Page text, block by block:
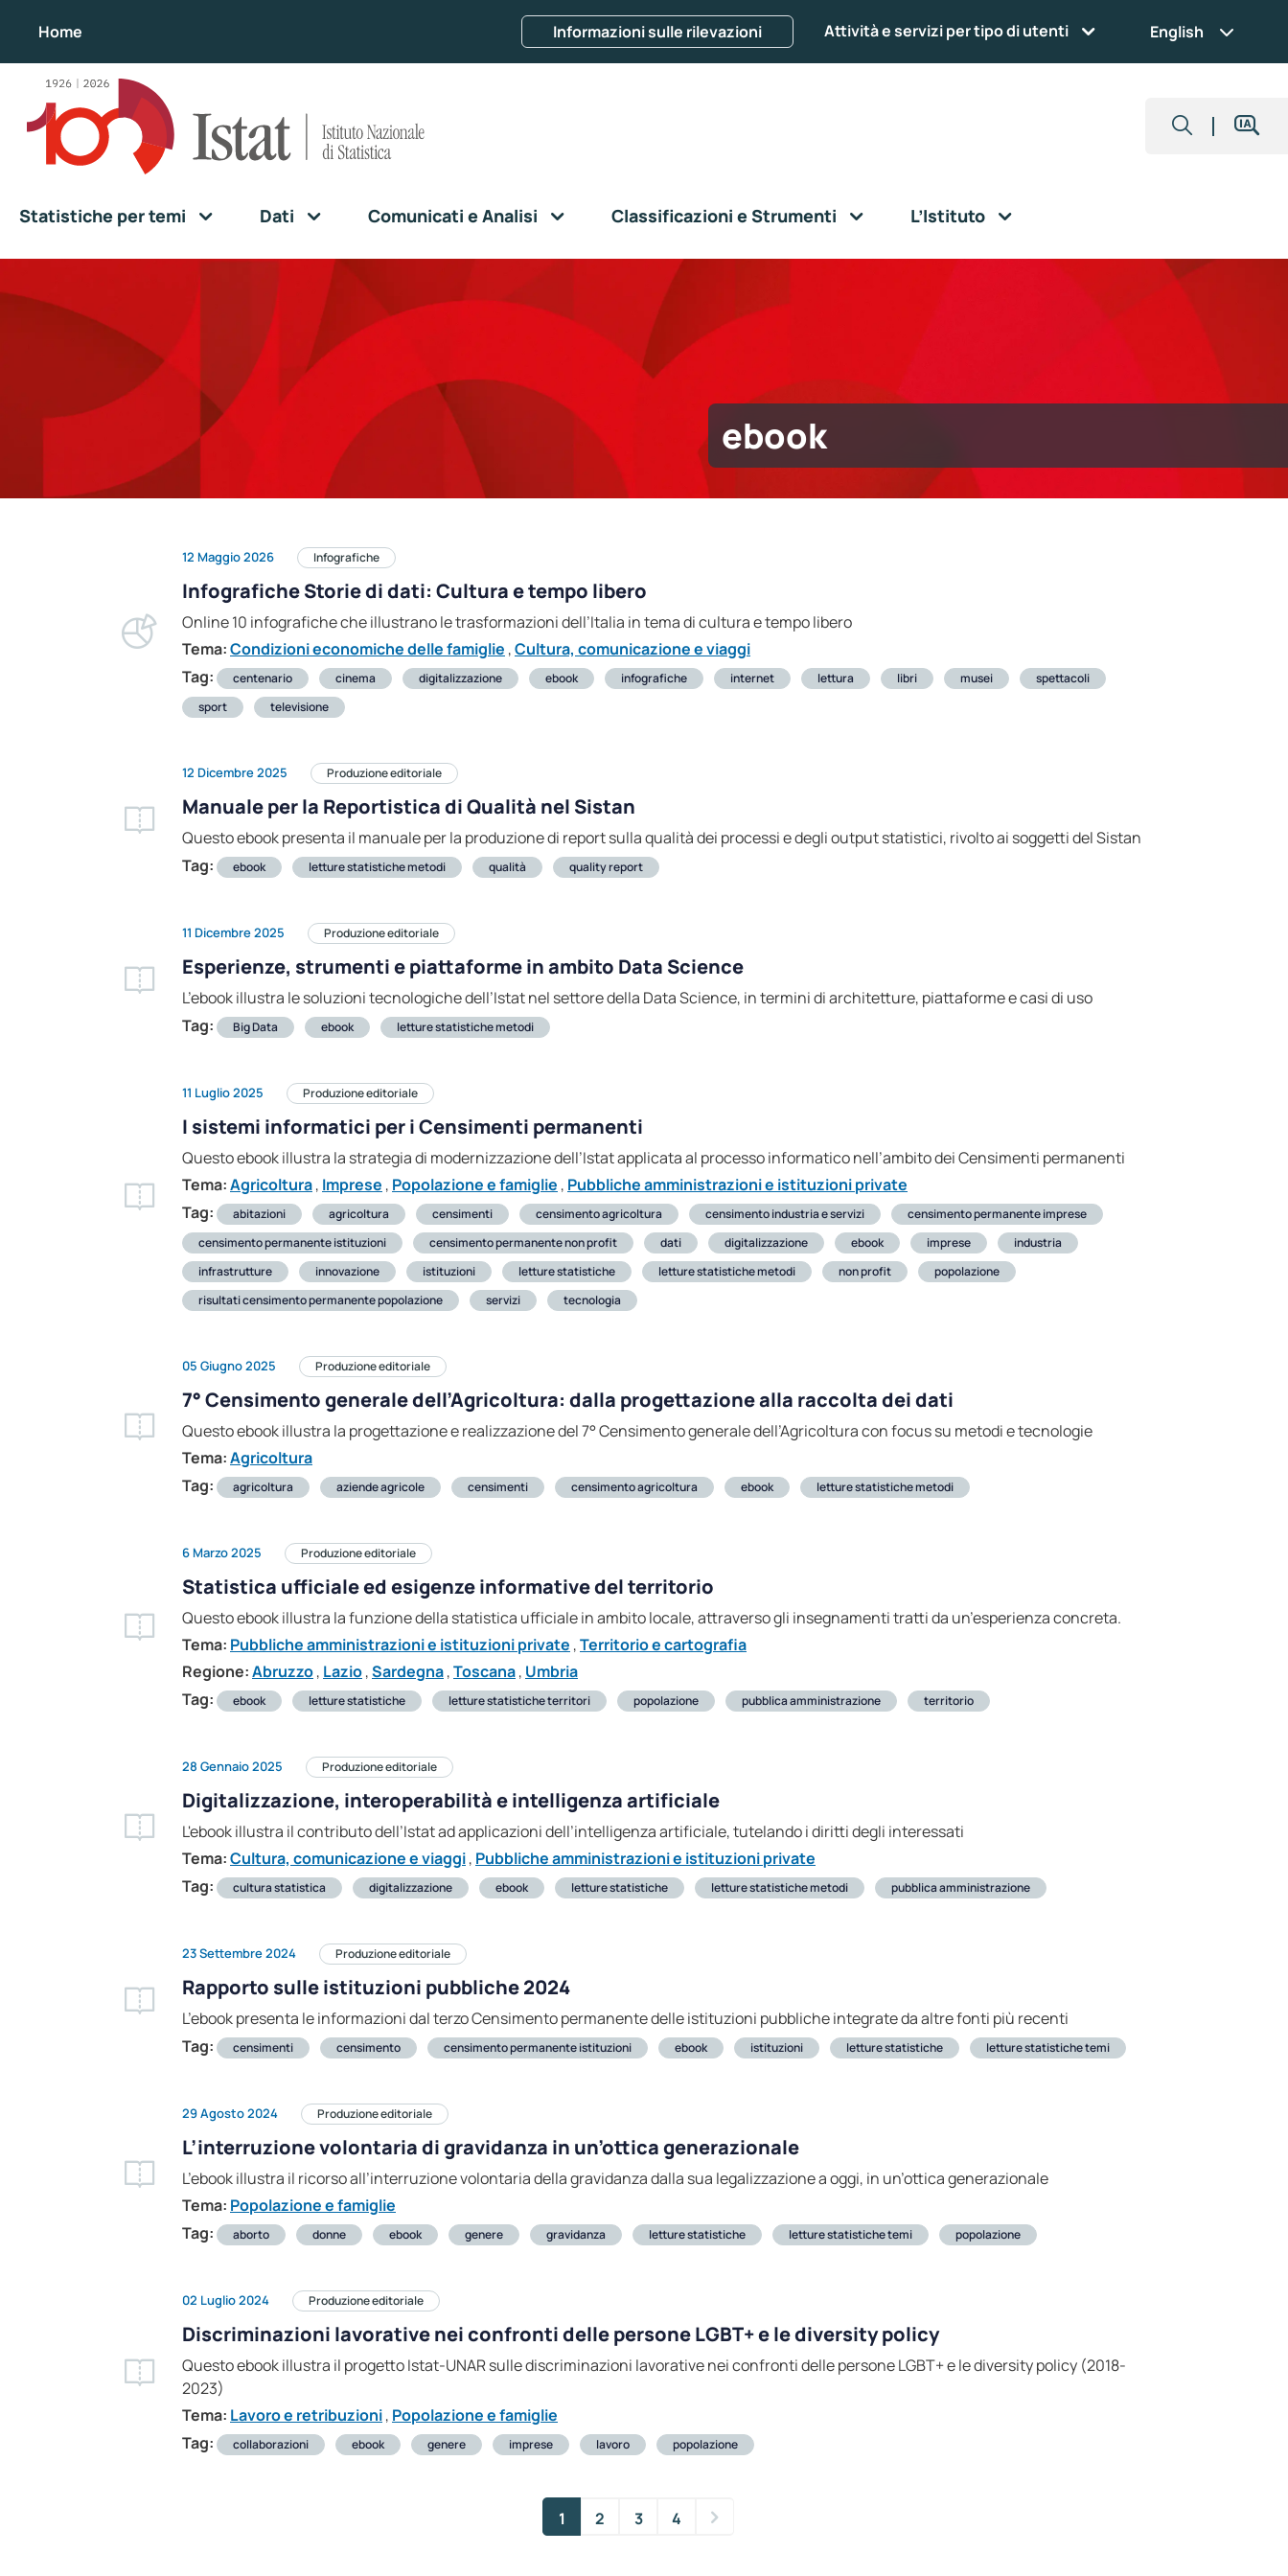
Home Informazioni sulle rilevazioni Attività e servizi per tipo di utenti English
Statistiche per temi Dati Comunicati e Analisi Classificazioni e Strumenti L’Istituto
ebook
12 Maggio 2026 Infografiche
Infografiche Storie di dati: Cultura e tempo libero
Online 10 infografiche che illustrano le trasformazioni dell’Italia in tema di cultura e tempo libero
Tema:Condizioni economiche delle famiglie ,Cultura, comunicazione e viaggi
Tag:
centenario cinema digitalizzazione ebook infografiche internet lettura libri musei
spettacoli
sport
televisione
12 Dicembre 2025 Produzione editoriale
Manuale per la Reportistica di Qualità nel Sistan
Questo ebook presenta il manuale per la produzione di report sulla qualità dei processi e degli output statistici, rivolto ai soggetti del Sistan
Tag:
ebook letture statistiche metodi qualità quality report
11 Dicembre 2025 Produzione editoriale
Esperienze, strumenti e piattaforme in ambito Data Science
L’ebook illustra le soluzioni tecnologiche dell’Istat nel settore della Data Science, in termini di architetture, piattaforme e casi di uso
Tag:
Big Data ebook letture statistiche metodi
11 Luglio 2025 Produzione editoriale
I sistemi informatici per i Censimenti permanenti
Questo ebook illustra la strategia di modernizzazione dell’Istat applicata al processo informatico nell’ambito dei Censimenti permanenti
Tema:Agricoltura, Imprese , Popolazione e famiglie , Pubbliche amministrazioni e istituzioni private
Tag:
abitazioni agricoltura censimenti censimento agricoltura censimento industria e servizi
censimento permanente imprese
censimento permanente istituzioni
censimento permanente non profit dati digitalizzazione ebook imprese
industria
infrastrutture
innovazione istituzioni letture statistiche letture statistiche metodi non profit
popolazione
risultati censimento permanente popolazione
servizi tecnologia
05 Giugno 2025 Produzione editoriale
7° Censimento generale dell’Agricoltura: dalla progettazione alla raccolta dei dati
Questo ebook illustra la progettazione e realizzazione del 7° Censimento generale dell’Agricoltura con focus su metodi e tecnologie
Tema:Agricoltura
Tag:
agricoltura aziende agricole censimenti censimento agricoltura ebook letture statistiche metodi
6 Marzo 2025 Produzione editoriale
Statistica ufficiale ed esigenze informative del territorio
Questo ebook illustra la funzione della statistica ufficiale in ambito locale, attraverso gli insegnamenti tratti da un’esperienza concreta.
Tema: Pubbliche amministrazioni e istituzioni private ,Territorio e cartografia
Regione:Abruzzo, Lazio,Sardegna,Toscana, Umbria
Tag:
ebook letture statistiche letture statistiche territori popolazione pubblica amministrazione territorio
28 Gennaio 2025 Produzione editoriale
Digitalizzazione, interoperabilità e intelligenza artificiale
L'ebook illustra il contributo dell’Istat ad applicazioni dell’intelligenza artificiale, tutelando i diritti degli interessati
Tema:Cultura, comunicazione e viaggi, Pubbliche amministrazioni e istituzioni private
Tag:
cultura statistica digitalizzazione ebook letture statistiche letture statistiche metodi pubblica amministrazione
23 Settembre 2024 Produzione editoriale
Rapporto sulle istituzioni pubbliche 2024
L’ebook presenta le informazioni dal terzo Censimento permanente delle istituzioni pubbliche integrate da altre fonti più recenti
Tag:
censimenti censimento censimento permanente istituzioni ebook istituzioni letture statistiche letture statistiche temi
29 Agosto 2024 Produzione editoriale
L’interruzione volontaria di gravidanza in un’ottica generazionale
L’ebook illustra il ricorso all’interruzione volontaria della gravidanza dalla sua legalizzazione a oggi, in un’ottica generazionale
Tema: Popolazione e famiglie
Tag:
aborto donne ebook genere gravidanza letture statistiche letture statistiche temi popolazione
02 Luglio 2024 Produzione editoriale
Discriminazioni lavorative nei confronti delle persone LGBT+ e le diversity policy
Questo ebook illustra il progetto Istat-UNAR sulle discriminazioni lavorative nei confronti delle persone LGBT+ e le diversity policy (2018-
2023)
Tema: Lavoro e retribuzioni, Popolazione e famiglie
Tag:
collaborazioni ebook genere imprese lavoro popolazione
1 2 3 4